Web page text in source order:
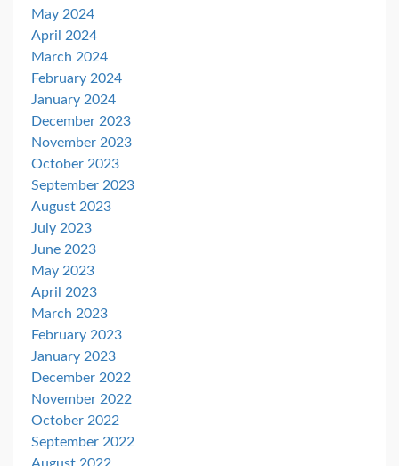
May 2024
April 2024
March 2024
February 2024
January 2024
December 2023
November 2023
October 2023
September 2023
August 2023
July 2023
June 2023
May 2023
April 2023
March 2023
February 2023
January 2023
December 2022
November 2022
October 2022
September 2022